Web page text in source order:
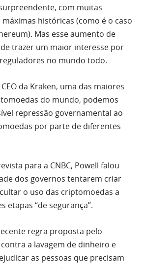
com muitas
históricas (como é o caso
Mas esse aumento de
trazer um maior interesse por
no mundo todo.
CEO da Kraken, uma das maiores
do mundo, podemos
repressão governamental ao
por parte de diferentes
para a CNBC, Powell falou
dos governos tentarem criar
o uso das criptomoedas a
etapas “de segurança”.
regra proposta pelo
a lavagem de dinheiro e
as pessoas que precisam